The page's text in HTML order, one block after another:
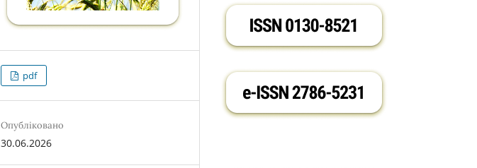
pdf
Опубліковано
30.06.2026